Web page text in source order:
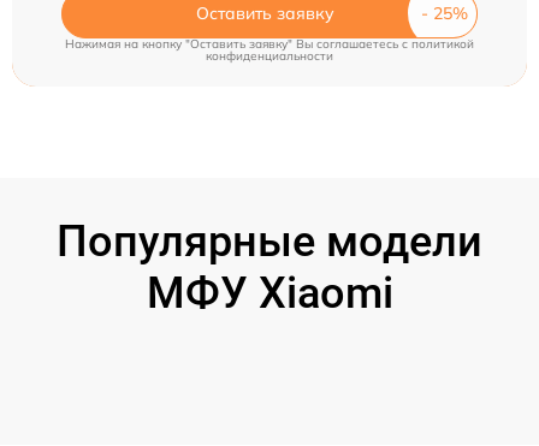
Оставить заявку
Нажимая на кнопку "Оставить заявку" Вы соглашаетесь cполитикой
конфиденциальности
Популярные модели
МФУ Xiaomi